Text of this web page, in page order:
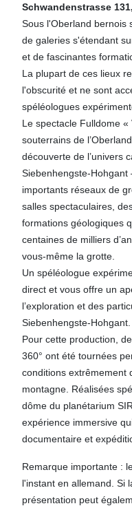
Schwandenstrasse
Sous l'Oberland bernois
de galeries s'étendant
et de fascinantes
La plupart de ces lieux
l'obscurité et ne sont
spéléologues
Le spectacle Fulldome
souterrains de
découverte de l’univers
Siebenhengste-Hohgant
importants réseaux de
salles spectaculaires,
formations géologiques
centaines de milliers
vous-même la grotte.
Un spéléologue
direct et vous offre un
l’exploration et des
Siebenhengste-Hohgant.
Pour cette production,
360° ont été tournées
conditions extrêmement
montagne. Réalisées
dôme du planétarium
expérience immersive
documentaire et
Remarque importante :
l'instant en allemand. Si
présentation peut